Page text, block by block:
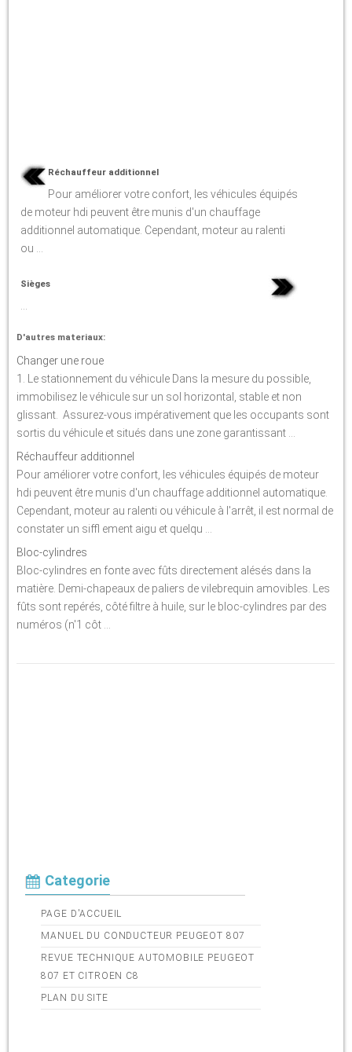
Réchauffeur additionnel
Pour améliorer votre confort, les véhicules équipés
de moteur hdi peuvent être munis d'un chauffage
additionnel automatique. Cependant, moteur au ralenti
ou ...
Sièges
D'autres materiaux:
Changer une roue
1. Le stationnement du véhicule Dans la mesure du possible,
immobilisez le véhicule sur un sol horizontal, stable et non
glissant. Assurez-vous impérativement que les occupants sont
sortis du véhicule et situés dans une zone garantissant ...
Réchauffeur additionnel
Pour améliorer votre confort, les véhicules équipés de moteur
hdi peuvent être munis d'un chauffage additionnel automatique.
Cependant, moteur au ralenti ou véhicule à l'arrêt, il est normal de
constater un siffl ement aigu et quelqu ...
Bloc-cylindres
Bloc-cylindres en fonte avec fûts directement alésés dans la
matière. Demi-chapeaux de paliers de vilebrequin amovibles. Les
fûts sont repérés, côté filtre à huile, sur le bloc-cylindres par des
numéros (n'1 côt ...
Categorie
PAGE D'ACCUEIL
MANUEL DU CONDUCTEUR PEUGEOT 807
REVUE TECHNIQUE AUTOMOBILE PEUGEOT
807 ET CITROEN C8
PLAN DU SITE